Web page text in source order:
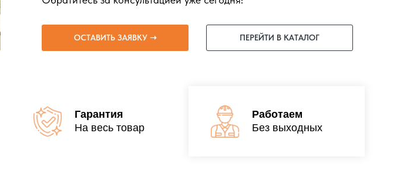
ОСТАВИТЬ ЗАЯВКУ ➝ ПЕРЕЙТИ В КАТАЛОГ
Гарантия
На весь товар
Работаем
Без выходных